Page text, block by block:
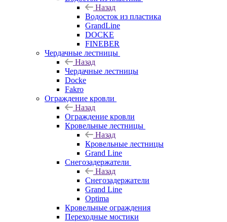
Назад
Водосток из пластика
GrandLine
DOCKE
FINEBER
Чердачные лестницы
Назад
Чердачные лестницы
Docke
Fakro
Ограждение кровли
Назад
Ограждение кровли
Кровельные лестницы
Назад
Кровельные лестницы
Grand Line
Снегозадержатели
Назад
Снегозадержатели
Grand Line
Optima
Кровельные ограждения
Переходные мостики